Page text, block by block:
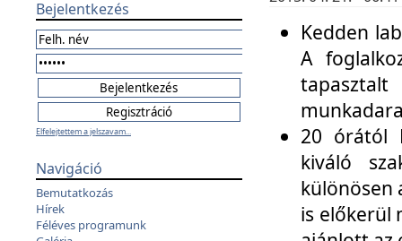
Bejelentkezés
Elfelejtettem a jelszavam...
Navigáció
Bemutatkozás
Hírek
Féléves programunk
Kedden
A
20 órától
kiváló
különösen
is előkerül